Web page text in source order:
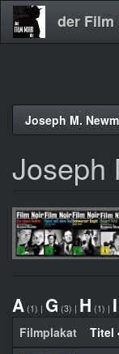
Direkt
der Film
Joseph M.
Joseph
A (1) | G (3) | H (1) | I
Filmplakat Titel